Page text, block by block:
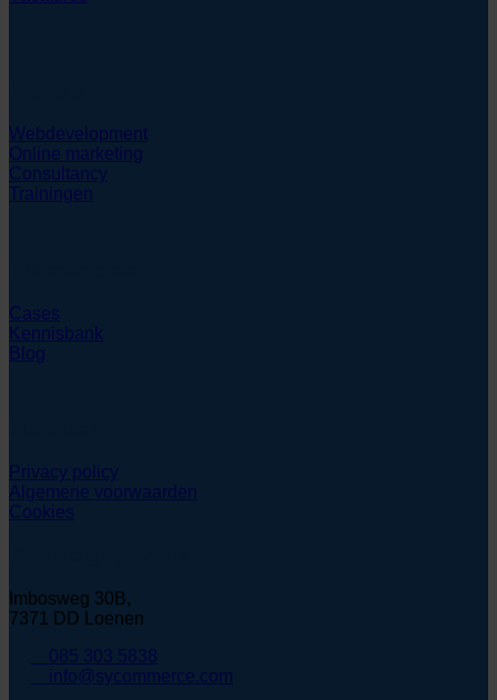
Webdevelopment
Online marketing
Consultancy
Trainingen
Cases
Kennisbank
Blog
Privacy policy
Algemene voorwaarden
Cookies
Imbosweg 30B,
7371 DD Loenen
085 303 5838
info@sycommerce.com